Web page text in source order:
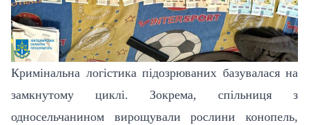
Кримінальна логістика підозрюваних базувалася на
замкнутому циклі. Зокрема, спільниця з
односельчанином вирощували рослини конопель,